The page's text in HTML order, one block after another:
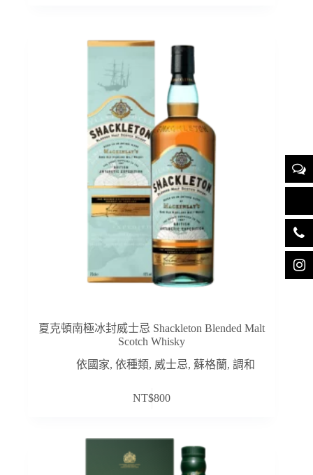
夏克頓南極冰封威士忌 Shackleton Blended Malt
Scotch Whisky
依國家,依種類, 威士忌,蘇格蘭,調和
NT$800